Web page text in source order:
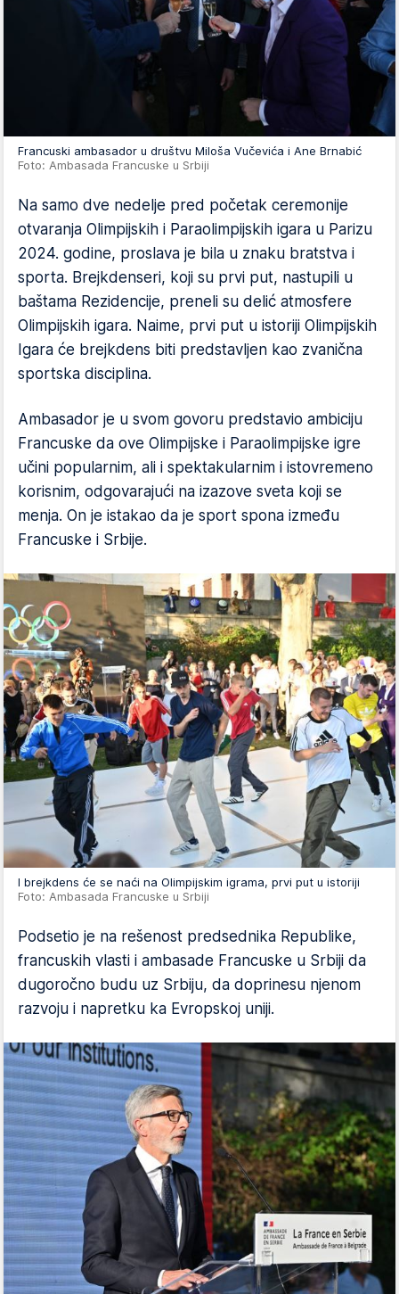
Francuski ambasador u društvu Miloša Vučevića i Ane Brnabić
Foto: Ambasada Francuske u Srbiji
Na samo dve nedelje pred početak ceremonije
otvaranja Olimpijskih i Paraolimpijskih igara u Parizu
2024. godine, proslava je bila u znaku bratstva i
sporta. Brejkdenseri, koji su prvi put, nastupili u
baštama Rezidencije, preneli su delić atmosfere
Olimpijskih igara. Naime, prvi put u istoriji Olimpijskih
Igara će brejkdens biti predstavljen kao zvanična
sportska disciplina.
Ambasador je u svom govoru predstavio ambiciju
Francuske da ove Olimpijske i Paraolimpijske igre
učini popularnim, ali i spektakularnim i istovremeno
korisnim, odgovarajući na izazove sveta koji se
menja. On je istakao da je sport spona između
Francuske i Srbije.
I brejkdens će se naći na Olimpijskim igrama, prvi put u istoriji
Foto: Ambasada Francuske u Srbiji
Podsetio je na rešenost predsednika Republike,
francuskih vlasti i ambasade Francuske u Srbiji da
dugoročno budu uz Srbiju, da doprinesu njenom
razvoju i napretku ka Evropskoj uniji.